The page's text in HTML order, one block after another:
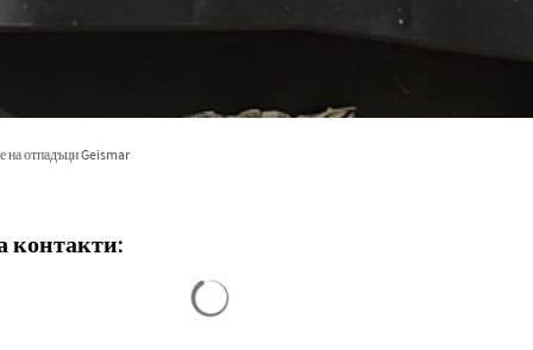
на отпадъци Geismar
контакти: